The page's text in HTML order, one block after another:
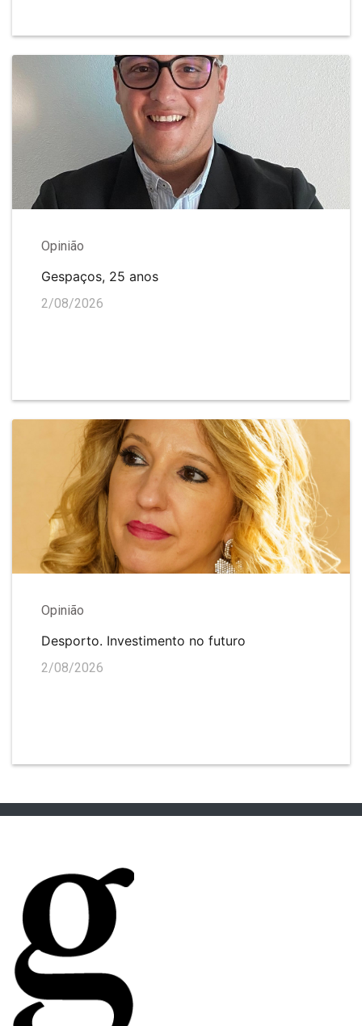
Opinião
Gespaços, 25 anos
2/08/2026
Opinião
Desporto. Investimento no futuro
2/08/2026